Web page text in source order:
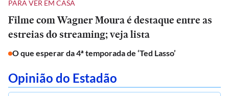
PARA VER EM CASA
Filme com Wagner Moura é destaque entre as
estreias do streaming; veja lista
O que esperar da 4ª temporada de ‘Ted Lasso’
Opinião do Estadão